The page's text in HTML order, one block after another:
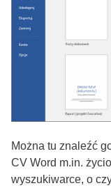
Można tu znaleźć
CV Word m.in.
wyszukiwarce, o